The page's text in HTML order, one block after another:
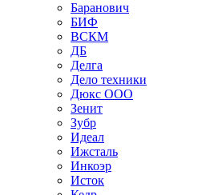
Баранович
БИФ
ВСКМ
ДБ
Делга
Дело техники
Дюкс ООО
Зенит
Зубр
Идеал
Ижсталь
Инкоэр
Исток